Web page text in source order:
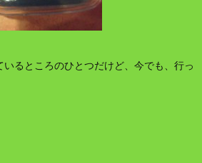
るところのひとつだけど、今でも、行っ